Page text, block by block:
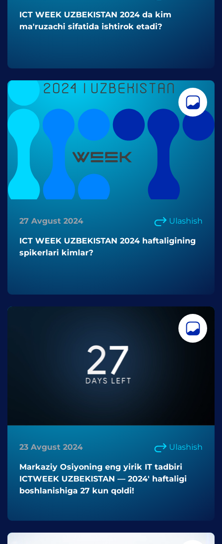
ICT WEEK UZBEKISTAN 2024 da kim
ma'ruzachi sifatida ishtirok etadi?
27 Avgust 2024 Ulashish
ICT WEEK UZBEKISTAN 2024 haftaligining
spikerlari kimlar?
23 Avgust 2024 Ulashish
Markaziy Osiyoning eng yirik IT tadbiri
ICTWEEK UZBEKISTAN — 2024' haftaligi
boshlanishiga 27 kun qoldi!